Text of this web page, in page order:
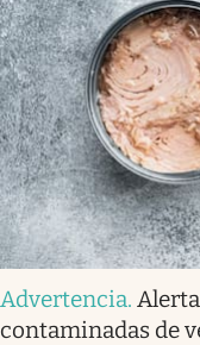
Advertencia.
contaminadas de